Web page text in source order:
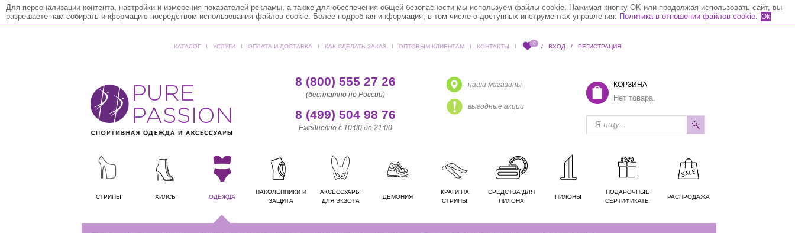
Для персонализации контента, настройки и измерения показателей рекламы, а также для обеспечения общей безопасности мы используем файлы cookie. Нажимая кнопку OK или продолжая использовать сайт, вы
разрешаете нам собирать информацию посредством использования файлов cookie. Более подробная информация, в том числе о доступных инструментах управления: Политика в отношении файлов cookie. Ok
КАТАЛОГ ǀ УСЛУГИ ǀ ОПЛАТА И ДОСТАВКА ǀ КАК СДЕЛАТЬ ЗАКАЗ ǀ ОПТОВЫМ КЛИЕНТАМ ǀ КОНТАКТЫ ǀ 0 / ВХОД / РЕГИСТРАЦИЯ
КОРЗИНА
Нет товара.
8 (800) 555 27 26
(бесплатно по России)
8 (499) 504 98 76
Ежедневно с 10:00 до 21:00
наши магазины
выгодные акции
СТРИПЫ ХИЛСЫ ОДЕЖДА
НАКОЛЕННИКИ И
ЗАЩИТА
АКСЕССУАРЫ
ДЛЯ ЭКЗОТА
ДЕМОНИЯ
КРАГИ НА
СТРИПЫ
СРЕДСТВА ДЛЯ
ПИЛОНА
ПИЛОНЫ
ПОДАРОЧНЫЕ
СЕРТИФИКАТЫ
РАСПРОДАЖА